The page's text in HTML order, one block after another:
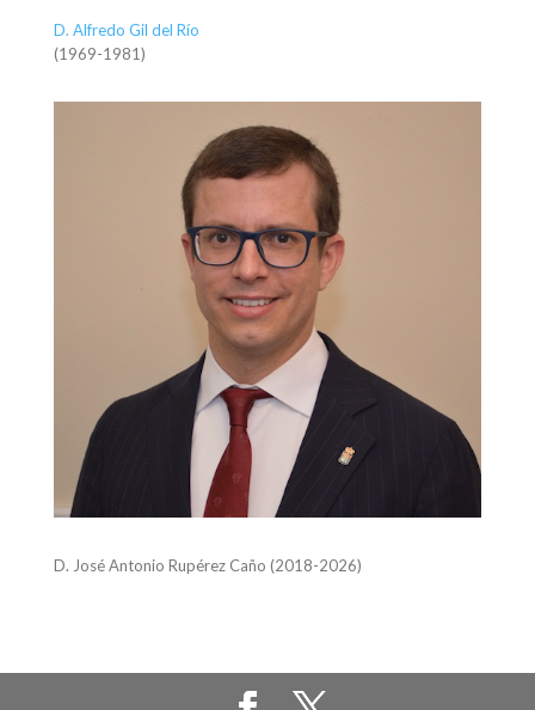
D. Alfredo Gil del Río
(1969-1981)
D. José Antonio Rupérez Caño (2018-2026)